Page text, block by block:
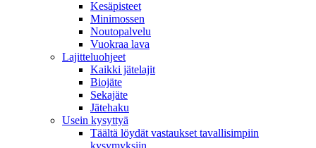
Kesäpisteet
Minimossen
Noutopalvelu
Vuokraa lava
Lajitteluohjeet
Kaikki jätelajit
Biojäte
Sekajäte
Jätehaku
Usein kysyttyä
Täältä löydät vastaukset tavallisimpiin
kysymyksiin